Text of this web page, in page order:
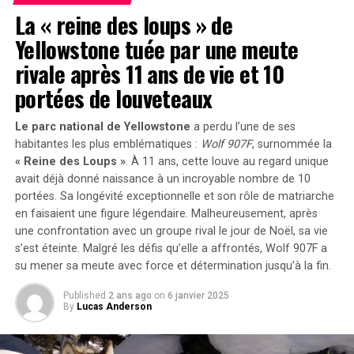
En termes de performance, C-Crete affirme que son
béton est compétitif. Des tests tiers ont montré que la
résistance à la compression du béton C-Crete atteint 5
500 kg par centimètre carré 28 jours après le coulage,
tandis que le béton conventionnel se situe entre 2 800
et 3 800 kg par centimètre carré.
Cependant, convaincre davantage de clients dans
l’industrie de la construction de tester le béton C-Crete
pourrait s’avérer difficile. Jeffrey Bullard, professeur
d’ingénierie civile à l’Université Texas A&M, souligne
que le secteur de la construction est souvent
conservateur et méfiant face aux nouvelles approches,
en raison des risques associés à la sécurité des
bâtiments.
Une Réponse à un Problème Climatique Pressant
Pistes Découvertes dans les Cœurs
Glaciaires
Afin d’identifier la source de cette éruption, les
chercheurs ont analysé des cendres retrouvées dans des
carottes glaciaires polaires. Leur étude a révélé que
l’éruption provenait du volcan Zavaritskii situé sur l’île
isolée de Simushir,qui fait partie des îles Kouriles
contestées entre la Russie et le Japon. Pendant la guerre
froide, l’Union soviétique avait utilisé un cratère
volcanique inondé sur Simushir comme base secrète
pour sous-marins nucléaires.
Les résultats publiés le 30 décembre 2024 dans la revue
PNAS, soulignent combien il reste encore à découvrir
concernant l’activité volcanique sur ces îles.
La « reine des loups » de
Yellowstone tuée par une meute
rivale après 11 ans de vie et 10
portées de louveteaux
Le parc national de Yellowstone a perdu l’une de ses
habitantes les plus emblématiques : Wolf 907F, surnommée la
« Reine des Loups ». À 11 ans, cette louve au regard unique
avait déjà donné naissance à un incroyable nombre de 10
portées. Sa longévité exceptionnelle et son rôle de matriarche
en faisaient une figure légendaire. Malheureusement, après
une confrontation avec un groupe rival le jour de Noël, sa vie
s’est éteinte. Malgré les défis qu’elle a affrontés, Wolf 907F a
su mener sa meute avec force et détermination jusqu’à la fin.
Published 2 ans ago on 6 janvier 2025
By Lucas Anderson